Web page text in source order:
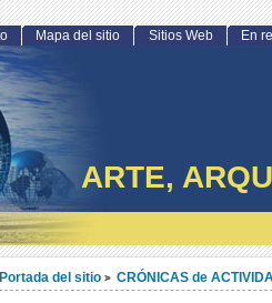
ARTE,
Portada del sitio > CRÓNICAS de
Mapa del sitio Sitios Web En